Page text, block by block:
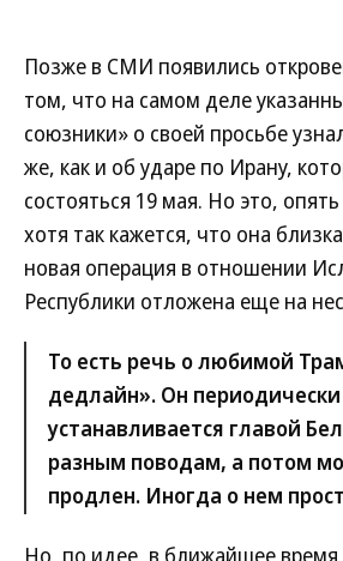
Позже в СМИ появились
том, что на самом деле
союзники» о своей просьбе
же, как и об ударе по Ирану,
состояться 19 мая. Но это,
хотя так кажется, что она
новая операция в отношении
Республики отложена еще на
То есть речь о любимой
дедлайн». Он периодически
устанавливается главой
разным поводам, а потом
продлен. Иногда о нем
Но, по идее, в ближайшее